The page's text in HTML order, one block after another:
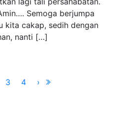
Semoga berjumpa
kita cakap, sedih dengan
nanti […]
3 4 ›